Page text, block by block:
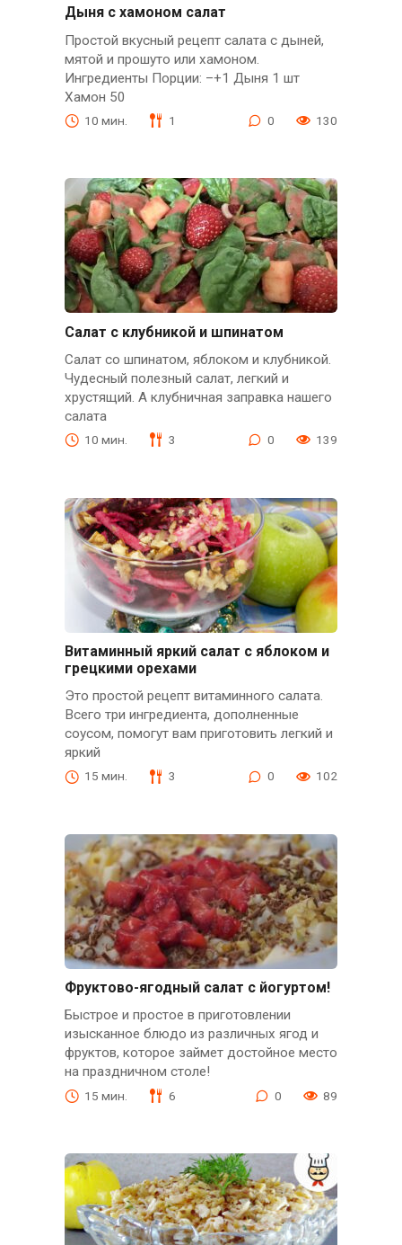
Дыня с хамоном салат
Простой вкусный рецепт салата с дыней,
мятой и прошуто или хамоном.
Ингредиенты Порции: –+1 Дыня 1 шт
Хамон 50
10 мин. 1 0 130
Салат с клубникой и шпинатом
Салат со шпинатом, яблоком и клубникой.
Чудесный полезный салат, легкий и
хрустящий. А клубничная заправка нашего
салата
10 мин. 3 0 139
Витаминный яркий салат с яблоком и
грецкими орехами
Это простой рецепт витаминного салата.
Всего три ингредиента, дополненные
соусом, помогут вам приготовить легкий и
яркий
15 мин. 3 0 102
Фруктово-ягодный салат с йогуртом!
Быстрое и простое в приготовлении
изысканное блюдо из различных ягод и
фруктов, которое займет достойное место
на праздничном столе!
15 мин. 6 0 89